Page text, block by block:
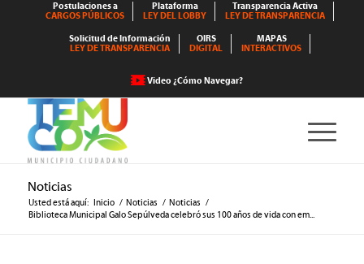
Postulaciones a
CARGOS PÚBLICOS
Plataforma
LEY DEL LOBBY
Transparencia Activa
LEY DE TRANSPARENCIA
Solicitud de Información
LEY DE TRANSPARENCIA
OIRS
DIGITAL
MAPAS
INTERACTIVOS
Video ¿Cómo Navegar?
Noticias
Usted está aquí: Inicio / Noticias / Noticias /
Biblioteca Municipal Galo Sepúlveda celebró sus 100 años de vida con em...